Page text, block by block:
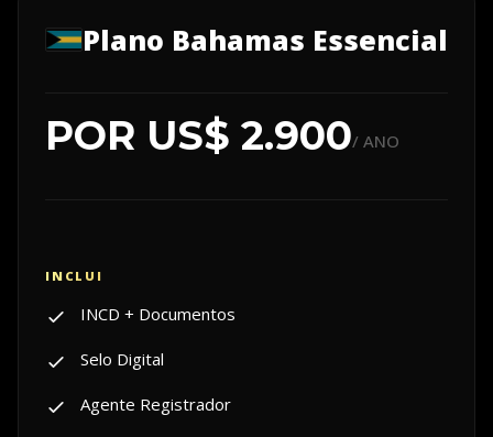
Plano Bahamas Essencial
POR US$ 2.900/ ANO
INCD + Documentos
Selo Digital
Agente Registrador